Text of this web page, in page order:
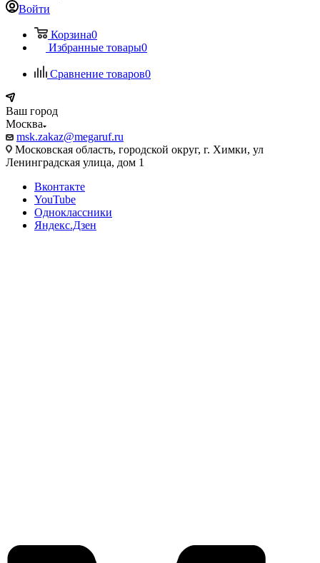
Войти
Корзина0
Избранные товары0
Сравнение товаров0
Ваш город
Москва
msk.zakaz@megaruf.ru
Московская область, городской округ, г. Химки, ул
Ленинградская улица, дом 1
Вконтакте
YouTube
Одноклассники
Яндекс.Дзен